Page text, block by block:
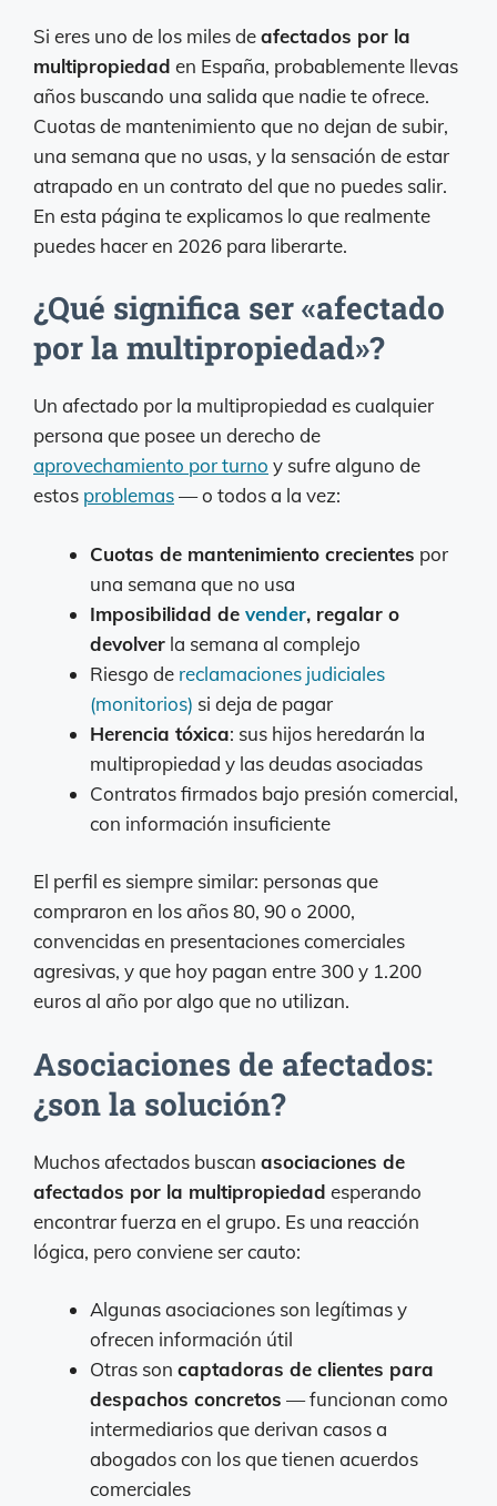
Si eres uno de los miles deafectados por la
multipropiedad en España, probablemente llevas
años buscando una salida que nadie te ofrece.
Cuotas de mantenimiento que no dejan de subir,
una semana que no usas, y la sensación de estar
atrapado en un contrato del que no puedes salir.
En esta página te explicamos lo que realmente
puedes hacer en 2026 para liberarte.
¿Qué significa ser «afectado
por la multipropiedad»?
Un afectado por la multipropiedad es cualquier
persona que posee un derecho de
aprovechamiento por turno y sufre alguno de
estos problemas— o todos a la vez:
Cuotas de mantenimiento crecientes por
una semana que no usa
Imposibilidad de vender, regalar o
devolver la semana al complejo
Riesgo de reclamaciones judiciales
(monitorios) si deja de pagar
Herencia tóxica: sus hijos heredarán la
multipropiedad y las deudas asociadas
Contratos firmados bajo presión comercial,
con información insuficiente
El perfil es siempre similar: personas que
compraron en los años 80, 90 o 2000,
convencidas en presentaciones comerciales
agresivas, y que hoy pagan entre 300 y 1.200
euros al año por algo que no utilizan.
Asociaciones de afectados:
¿son la solución?
Muchos afectados buscan asociaciones de
afectados por la multipropiedad esperando
encontrar fuerza en el grupo. Es una reacción
lógica, pero conviene ser cauto:
Algunas asociaciones son legítimas y
ofrecen información útil
Otras son captadoras de clientes para
despachos concretos — funcionan como
intermediarios que derivan casos a
abogados con los que tienen acuerdos
comerciales